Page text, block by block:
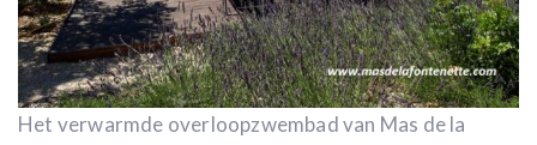
Het verwarmde overloopzwembad van Mas de la